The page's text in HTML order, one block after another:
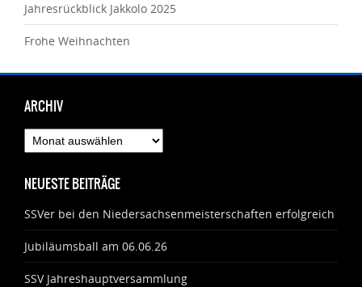
Jahresrückblick Jakkolo 2025
Frohe Weihnachten
ARCHIV
Archiv
NEUESTE BEITRÄGE
SSVer bei den Niedersachsenmeisterschaften erfolgreich
Jubiläumsball am 06.06.26
SSV Jahreshauptversammlung